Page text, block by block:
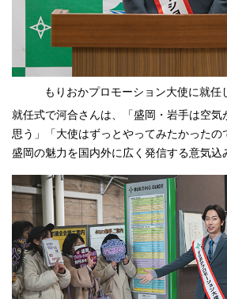
もりおかプロモーション大使に就任
就任式で河合さんは、「盛岡・岩手は空気
思う」「大使はずっとやってみたかったの
盛岡の魅力を国内外に広く発信する意気込